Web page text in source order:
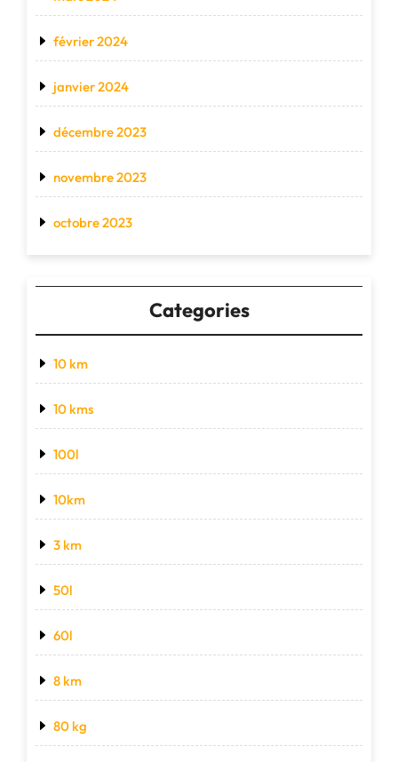
février 2024
janvier 2024
décembre 2023
novembre 2023
octobre 2023
Categories
10 km
10 kms
100l
10km
3 km
50l
60l
8 km
80 kg